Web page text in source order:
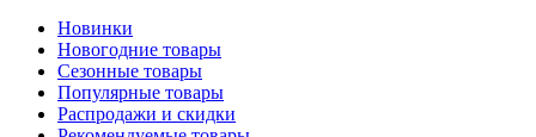
Новинки
Новогодние товары
Сезонные товары
Популярные товары
Распродажи и скидки